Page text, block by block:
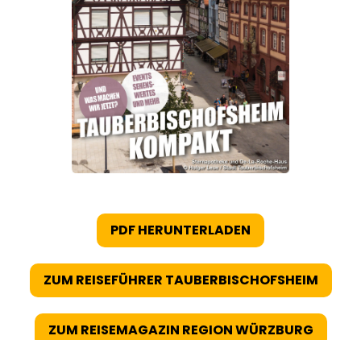
PDF HERUNTERLADEN
ZUM REISEFÜHRER TAUBERBISCHOFSHEIM
ZUM REISEMAGAZIN REGION WÜRZBURG